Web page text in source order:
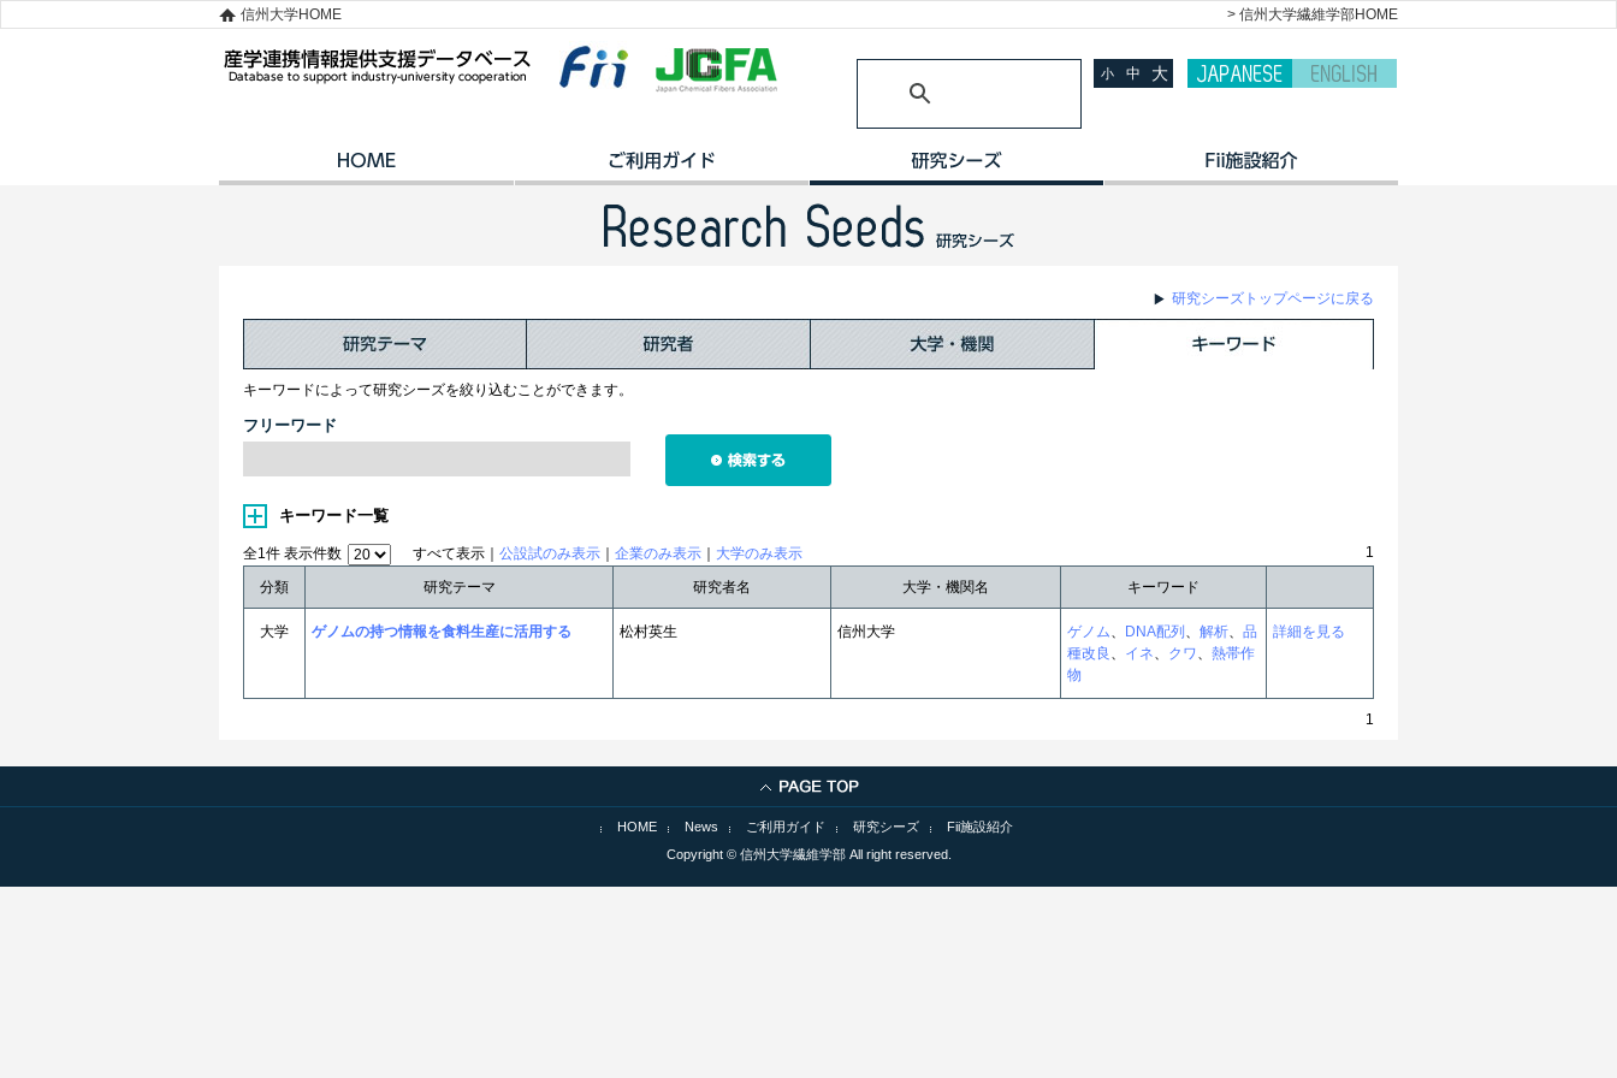
> 信州大学繊維学部HOME
信州大学HOME
小 中 大
研究シーズトップページに戻る
キーワードによって研究シーズを絞り込むことができます。
フリーワード
キーワード一覧
全1件 表示件数 すべて表示｜ 公設試のみ表示 企業のみ表示 大学のみ表示 1
分類 研究テーマ 研究者名 大学・機関名 キーワード
大学 ゲノムの持つ情報を食料生産に活用する 松村英生 信州大学 ゲノム、 DNA配列 、 解析、 品
種改良 、 イネ、 クワ、 熱帯作
物
詳細を見る
1
HOME News ご利用ガイド 研究シーズ
Fii施設紹介
Copyright © 信州大学繊維学部 All right reserved.